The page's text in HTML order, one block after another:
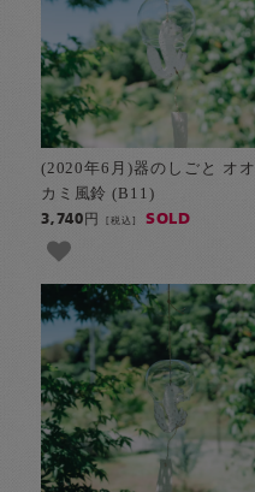
(2020年6月)器のしごと オオ
カミ風鈴 (B11)
3,740円[税込] SOLD